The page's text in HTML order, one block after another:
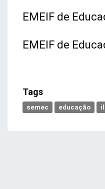
EMEIF de
EMEIF de
Tags
semec educação